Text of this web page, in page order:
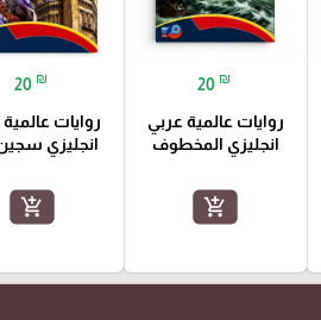
20 ₪
روايات عالمية عربي
انجليزي المخطوف
add_shopping_cart
20 ₪
روايات
انجليزي سجين
add_shopping_cart